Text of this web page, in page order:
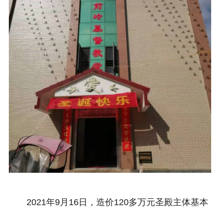
2021年9月16日，造价120多万元圣殿主体基本